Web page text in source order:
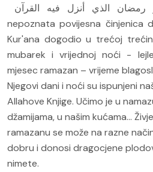
رمضان الذي أنزل فيه القرآن
nepoznata povijesna činjenica
Kur'ana dogodio u trećoj
mubarek i vrijednoj noći -
mjesec ramazan – vrijeme
Njegovi dani i noći su ispunjeni
Allahove Knjige. Učimo je u
džamijama, u našim kućama...
ramazanu se može na razne
dobru i donosi dragocjene
nimete.